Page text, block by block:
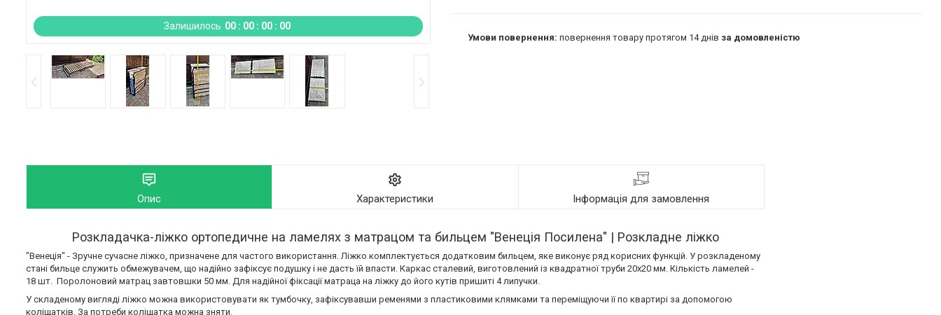
Залишилось 00 00 00 00
повернення товару протягом 14 днів за домовленістю
Опис Характеристики Інформація для замовлення
Розкладачка-ліжко ортопедичне на ламелях з матрацом та бильцем "Венеція Посилена" | Розкладне ліжко
"Венеція" - Зручне сучасне ліжко, призначене для частого використання. Ліжко комплектується додатковим бильцем, яке виконує ряд корисних функцій. У розкладеному
стані бильце служить обмежувачем, що надійно зафіксує подушку і не дасть їй впасти. Каркас сталевий, виготовлений із квадратної труби 20х20 мм. Кількість ламелей -
18 шт. Поролоновий матрац завтовшки 50 мм. Для надійної фіксації матраца на ліжку до його кутів пришиті 4 липучки.
У складеному вигляді ліжко можна використовувати як тумбочку, зафіксувавши ременями з пластиковими клямками та переміщуючи її по квартирі за допомогою
коліщатків. За потреби коліщатка можна зняти.